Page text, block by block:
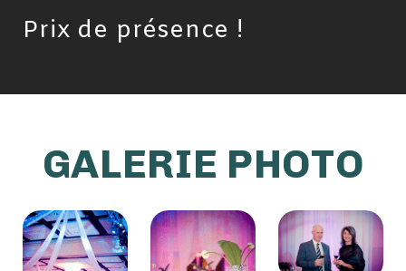
Prix de présence !
GALERIE PHOTO